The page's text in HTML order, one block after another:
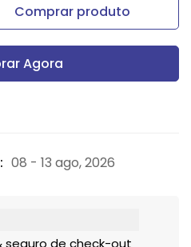
Comprar produto
Agora
08 - 13 ago, 2026
seguro de check-out